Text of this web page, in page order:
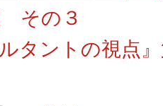
その３
タントの視点